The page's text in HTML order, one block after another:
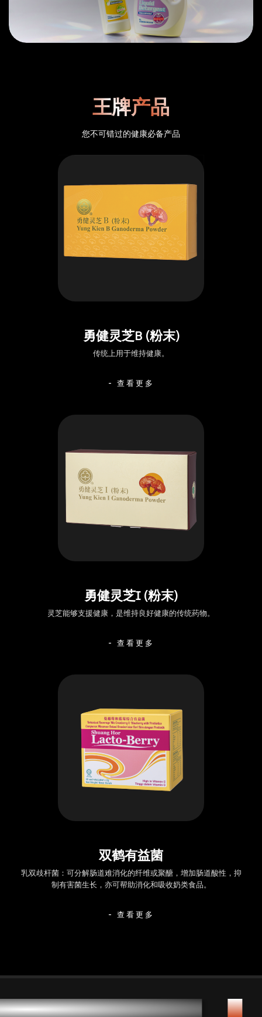
王牌产品
您不可错过的健康必备产品
勇健灵芝B (粉末)
传统上用于维持健康。
- 查看更多
勇健灵芝I (粉末)
灵芝能够支援健康，是维持良好健康的传统药物。
- 查看更多
双鹤有益菌
乳双歧杆菌：可分解肠道难消化的纤维或聚醣，增加肠道酸性，抑
制有害菌生长，亦可帮助消化和吸收奶类食品。
- 查看更多
凡人也能成就不平凡 ✦ 双